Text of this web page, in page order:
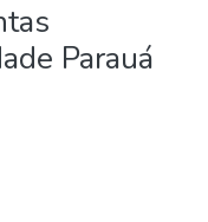
Parauá